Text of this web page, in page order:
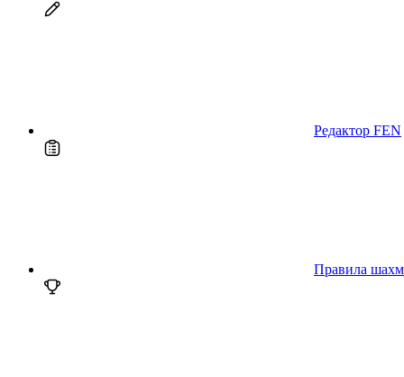
Редактор FEN
Правила